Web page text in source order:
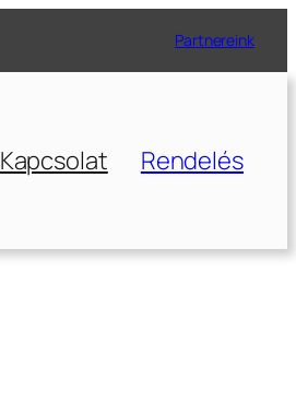
Partnereink
Kapcsolat Rendelés